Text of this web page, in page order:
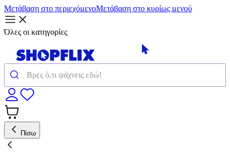
Μετάβαση στο περιεχόμενοΜετάβαση στο κυρίως μενού
Όλες οι κατηγορίες
Πίσω